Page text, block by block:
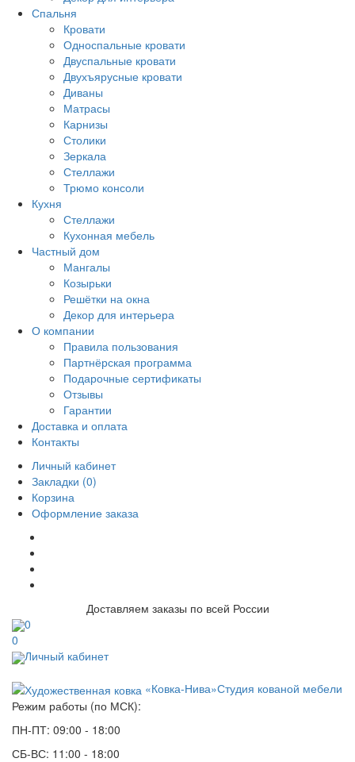
Спальня
Кровати
Односпальные кровати
Двуспальные кровати
Двухъярусные кровати
Диваны
Матрасы
Карнизы
Столики
Зеркала
Стеллажи
Трюмо консоли
Кухня
Стеллажи
Кухонная мебель
Частный дом
Мангалы
Козырьки
Решётки на окна
Декор для интерьера
О компании
Правила пользования
Партнёрская программа
Подарочные сертификаты
Отзывы
Гарантии
Доставка и оплата
Контакты
Личный кабинет
Закладки (0)
Корзина
Оформление заказа
Доставляем заказы по всей России
0
0
Личный кабинет
«Ковка-Нива»Студия кованой мебели
Режим работы (по МСК):
ПН-ПТ: 09:00 - 18:00
СБ-ВС: 11:00 - 18:00